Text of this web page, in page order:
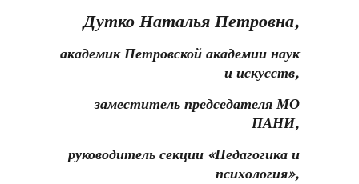
Дутко Наталья Петровна,
академик Петровской академии наук
и искусств,
заместитель председателя МО
ПАНИ,
руководитель секции «Педагогика и
психология»,